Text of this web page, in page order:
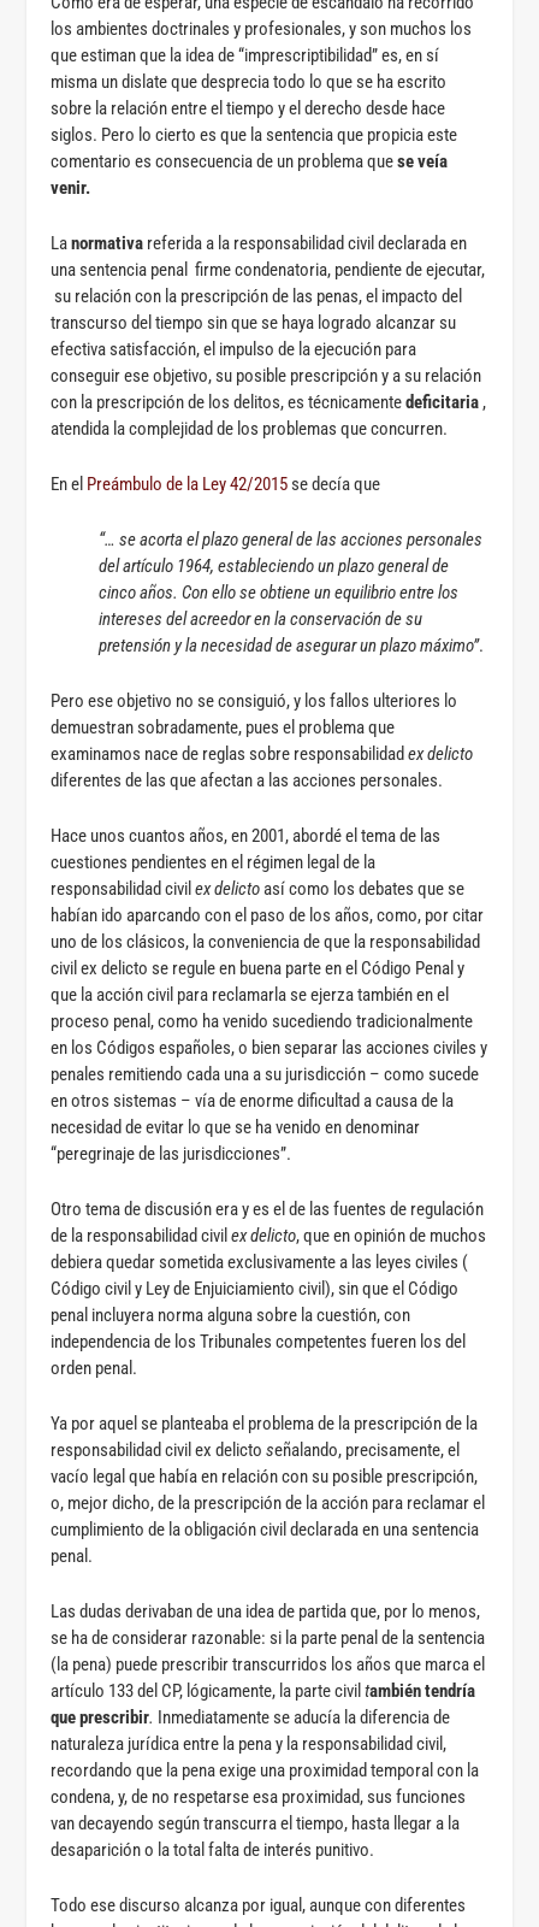
los ambientes doctrinales y profesionales, y son muchos los
que estiman que la idea de “imprescriptibilidad” es, en sí
misma un dislate que desprecia todo lo que se ha escrito
sobre la relación entre el tiempo y el derecho desde hace
siglos. Pero lo cierto es que la sentencia que propicia este
comentario es consecuencia de un problema quese veía
venir.
Lanormativa referida a la responsabilidad civil declarada en
una sentencia penal firme condenatoria, pendiente de ejecutar,
su relación con la prescripción de las penas, el impacto del
transcurso del tiempo sin que se haya logrado alcanzar su
efectiva satisfacción, el impulso de la ejecución para
conseguir ese objetivo, su posible prescripción y a su relación
con la prescripción de los delitos, es técnicamentedeficitaria ,
atendida la complejidad de los problemas que concurren.
En el Preámbulo de la Ley 42/2015se decía que
“… se acorta el plazo general de las acciones personales
del artículo 1964, estableciendo un plazo general de
cinco años. Con ello se obtiene un equilibrio entre los
intereses del acreedor en la conservación de su
pretensión y la necesidad de asegurar un plazo máximo”.
Pero ese objetivo no se consiguió, y los fallos ulteriores lo
demuestran sobradamente, pues el problema que
examinamos nace de reglas sobre responsabilidadex delicto
diferentes de las que afectan a las acciones personales.
Hace unos cuantos años, en 2001, abordé el tema de las
cuestiones pendientes en el régimen legal de la
responsabilidad civilex delictoasí como los debates que se
habían ido aparcando con el paso de los años, como, por citar
uno de los clásicos, la conveniencia de que la responsabilidad
civil ex delicto se regule en buena parte en el Código Penal y
que la acción civil para reclamarla se ejerza también en el
proceso penal, como ha venido sucediendo tradicionalmente
en los Códigos españoles, o bien separar las acciones civiles y
penales remitiendo cada una a su jurisdicción – como sucede
en otros sistemas – vía de enorme dificultad a causa de la
necesidad de evitar lo que se ha venido en denominar
“peregrinaje de las jurisdicciones”.
Otro tema de discusión era y es el de las fuentes de regulación
de la responsabilidad civilex delicto, que en opinión de muchos
debiera quedar sometida exclusivamente a las leyes civiles (
Código civil y Ley de Enjuiciamiento civil), sin que el Código
penal incluyera norma alguna sobre la cuestión, con
independencia de los Tribunales competentes fueren los del
orden penal.
Ya por aquel se planteaba el problema de la prescripción de la
responsabilidad civil ex delicto señalando, precisamente, el
vacío legal que había en relación con su posible prescripción,
o, mejor dicho, de la prescripción de la acción para reclamar el
cumplimiento de la obligación civil declarada en una sentencia
penal.
Las dudas derivaban de una idea de partida que, por lo menos,
se ha de considerar razonable: si la parte penal de la sentencia
(la pena) puede prescribir transcurridos los años que marca el
artículo 133 del CP, lógicamente, la parte civiltambién tendría
que prescribir. Inmediatamente se aducía la diferencia de
naturaleza jurídica entre la pena y la responsabilidad civil,
recordando que la pena exige una proximidad temporal con la
condena, y, de no respetarse esa proximidad, sus funciones
van decayendo según transcurra el tiempo, hasta llegar a la
desaparición o la total falta de interés punitivo.
Todo ese discurso alcanza por igual, aunque con diferentes